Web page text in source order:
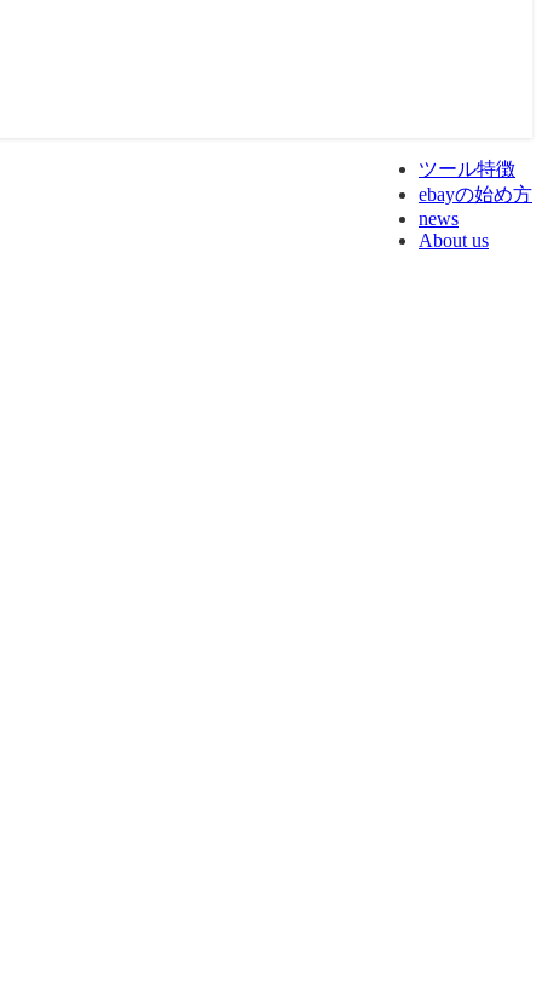
ツール特徴
ebayの始め方
news
About us